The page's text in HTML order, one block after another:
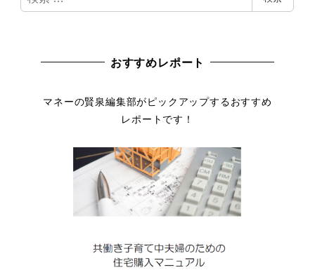
索
おすすめレポート
マネーの賢泉編集部がピックアップするおすすめ
レポートです！